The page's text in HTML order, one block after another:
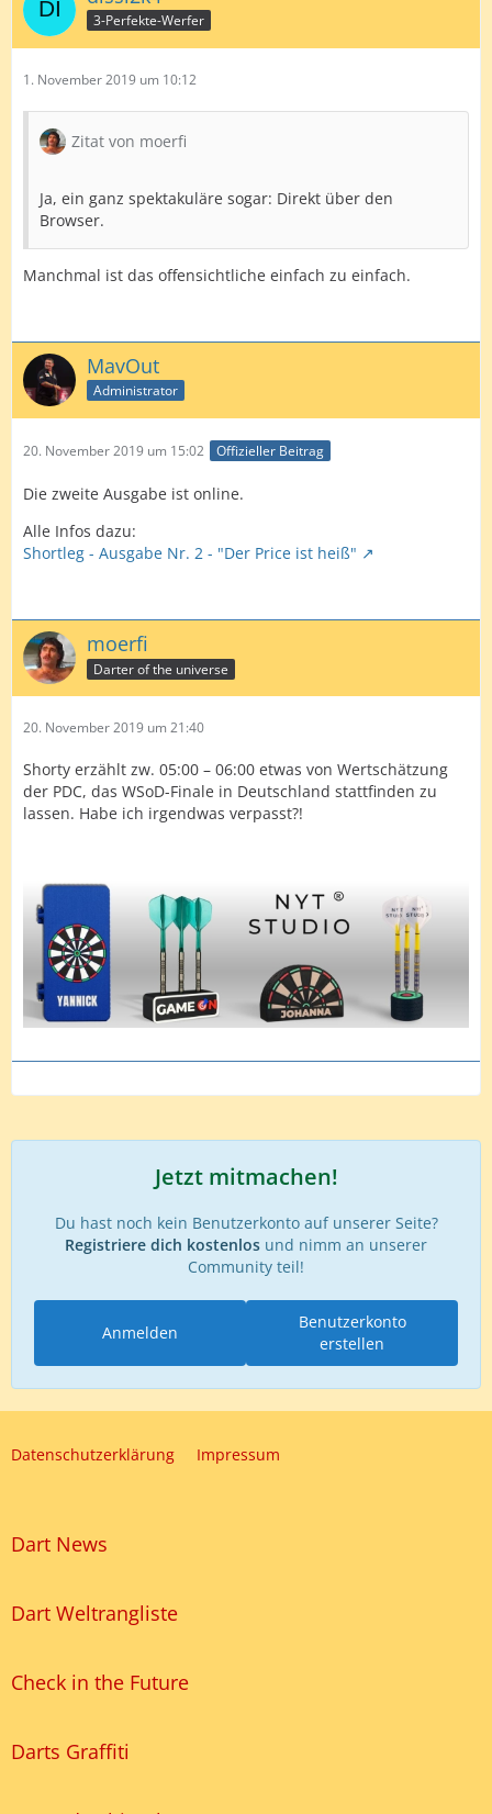
3-Perfekte-Werfer
1. November 2019 um 10:12
Zitat von moerfi
Ja, ein ganz spektakuläre sogar: Direkt über den
Browser.
Manchmal ist das offensichtliche einfach zu einfach.
MavOut
Administrator
20. November 2019 um 15:02 Offizieller Beitrag
Die zweite Ausgabe ist online.
Alle Infos dazu:
Shortleg - Ausgabe Nr. 2 - "Der Price ist heiß"
moerfi
Darter of the universe
20. November 2019 um 21:40
Shorty erzählt zw. 05:00 – 06:00 etwas von Wertschätzung
der PDC, das WSoD-Finale in Deutschland stattfinden zu
lassen. Habe ich irgendwas verpasst?!
Jetzt mitmachen!
Du hast noch kein Benutzerkonto auf unserer Seite?
Registriere dich kostenlos und nimm an unserer
Community teil!
Benutzerkonto
erstellen
Anmelden
Datenschutzerklärung Impressum
Dart News
Dart Weltrangliste
Check in the Future
Darts Graffiti